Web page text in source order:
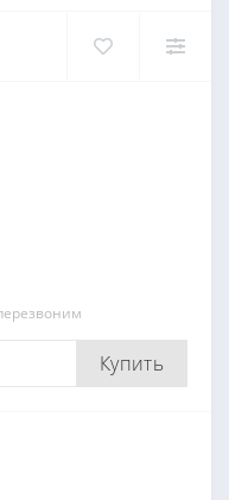
Купить